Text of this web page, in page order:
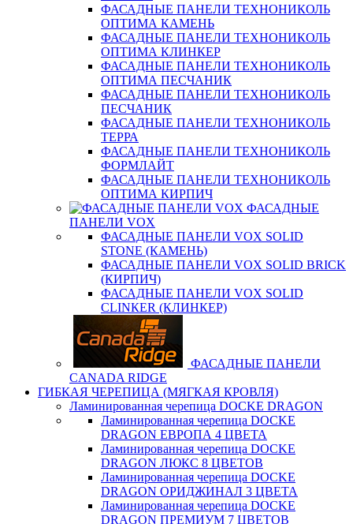
ФАСАДНЫЕ ПАНЕЛИ ТЕХНОНИКОЛЬ
ОПТИМА КАМЕНЬ
ФАСАДНЫЕ ПАНЕЛИ ТЕХНОНИКОЛЬ
ОПТИМА КЛИНКЕР
ФАСАДНЫЕ ПАНЕЛИ ТЕХНОНИКОЛЬ
ОПТИМА ПЕСЧАНИК
ФАСАДНЫЕ ПАНЕЛИ ТЕХНОНИКОЛЬ
ПЕСЧАНИК
ФАСАДНЫЕ ПАНЕЛИ ТЕХНОНИКОЛЬ
ТЕРРА
ФАСАДНЫЕ ПАНЕЛИ ТЕХНОНИКОЛЬ
ФОРМЛАЙТ
ФАСАДНЫЕ ПАНЕЛИ ТЕХНОНИКОЛЬ
ОПТИМА КИРПИЧ
ФАСАДНЫЕ
ПАНЕЛИ VOX
ФАСАДНЫЕ ПАНЕЛИ VOX SOLID
STONE (КАМЕНЬ)
ФАСАДНЫЕ ПАНЕЛИ VOX SOLID BRICK
(КИРПИЧ)
ФАСАДНЫЕ ПАНЕЛИ VOX SOLID
CLINКER (КЛИНКЕР)
ФАСАДНЫЕ ПАНЕЛИ
CANADA RIDGE
ГИБКАЯ ЧЕРЕПИЦА (МЯГКАЯ КРОВЛЯ)
Ламинированная черепица DOCKE DRAGON
Ламинированная черепица DOCKE
DRAGON ЕВРОПА 4 ЦВЕТА
Ламинированная черепица DOCKE
DRAGON ЛЮКС 8 ЦВЕТОВ
Ламинированная черепица DOCKE
DRAGON ОРИДЖИНАЛ 3 ЦВЕТА
Ламинированная черепица DOCKE
DRAGON ПРЕМИУМ 7 ЦВЕТОВ